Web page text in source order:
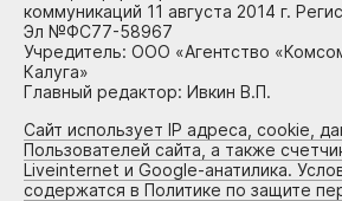
коммуникаций 11 августа 2014 г.
Эл №ФС77-58967
Учредитель: ООО «Агентство
Калуга»
Главный редактор: Ивкин В.П.
Сайт использует IP адреса, cookie,
Пользователей сайта, а также
Liveinternet и Google-анатилика.
содержатся в Политике по защите